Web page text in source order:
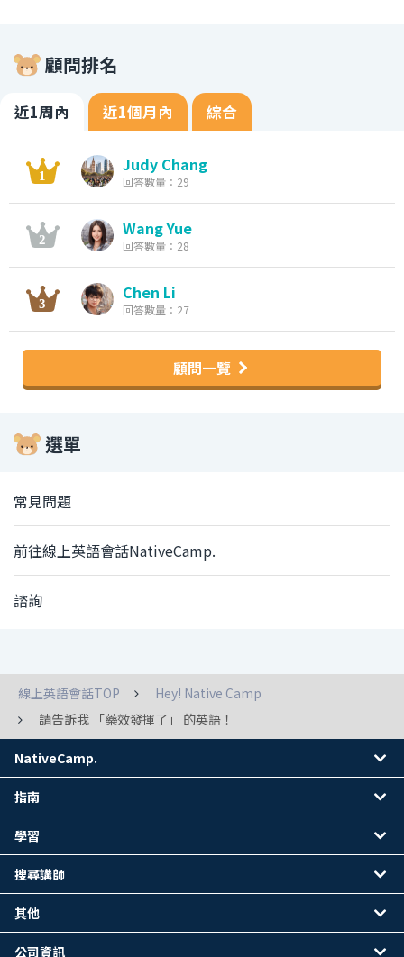
顧問排名
近1周內 近1個月內 綜合
Judy Chang
回答數量：29
Wang Yue
回答數量：28
Chen Li
回答數量：27
顧問一覽
選單
常見問題
前往線上英語會話NativeCamp.
諮詢
線上英語會話TOP
Hey! Native Camp
請告訴我 「藥效發揮了」 的英語！
NativeCamp.
指南
學習
搜尋講師
其他
公司資訊